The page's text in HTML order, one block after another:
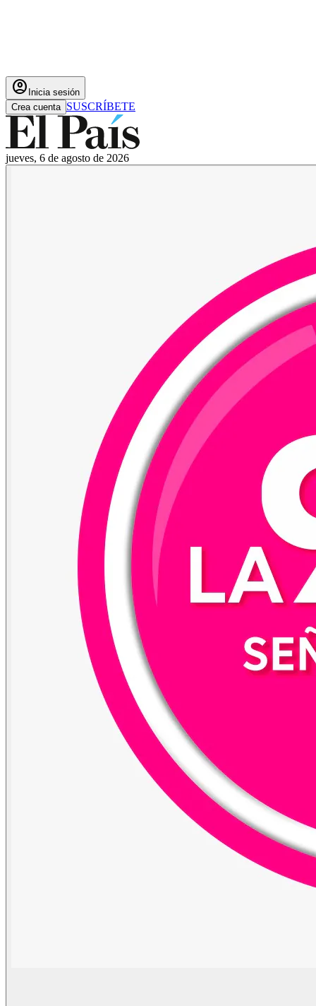
account_circle Inicia sesión
Crea cuenta SUSCRÍBETE
jueves, 6 de agosto de 2026